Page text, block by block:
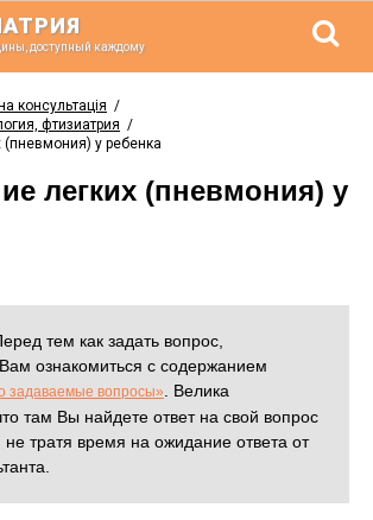
доступный каждому
консультація /
фтизиатрия /
(пневмония) у ребенка
легких (пневмония) у
тем как задать вопрос,
ознакомиться с содержанием
задаваемые вопросы»
. Велика
там Вы найдете ответ на свой вопрос
тратя время на ожидание ответа от